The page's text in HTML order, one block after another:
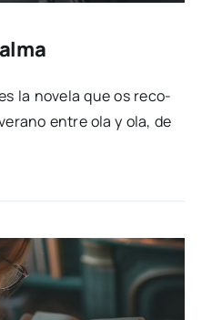
la nove­la que os reco­
entre ola y ola, de